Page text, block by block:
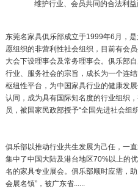
维护行业、会员共同的合法利
东莞名家具俱乐部成立于1999年6月，
愿组织的非营利性社会组织，目前有会
大会下设理事会及常务理事会。俱乐部
行业、服务社会的宗旨，成长为一个连
枢纽性平台，为中国家具行业的健康发
认同，成为具有国际知名度的行业组织
员，被国家民政部授予“全国先进社会组织
俱乐部以推动行业共生发展为己任，一
集中了中国大陆及港台地区70%以上的
名的家具专业展会。俱乐部顺时应需，
会展名镇”，被广东省......